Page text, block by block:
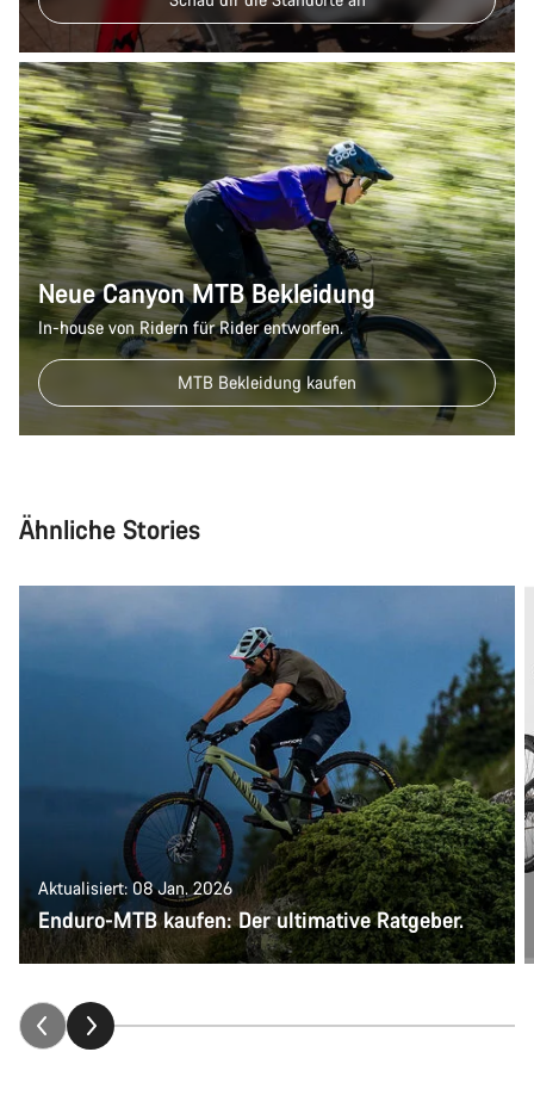
Neue Canyon MTB Bekleidung
In-house von Ridern für Rider entworfen.
MTB Bekleidung kaufen
Ähnliche Stories
Aktualisiert: 08 Jan. 2026
Enduro-MTB kaufen: Der ultimative Ratgeber.